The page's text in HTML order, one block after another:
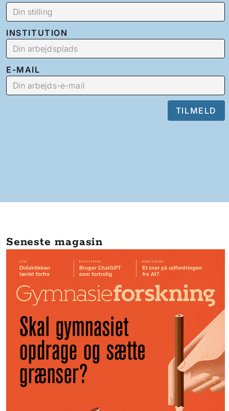
INSTITUTION
E-MAIL
Seneste magasin